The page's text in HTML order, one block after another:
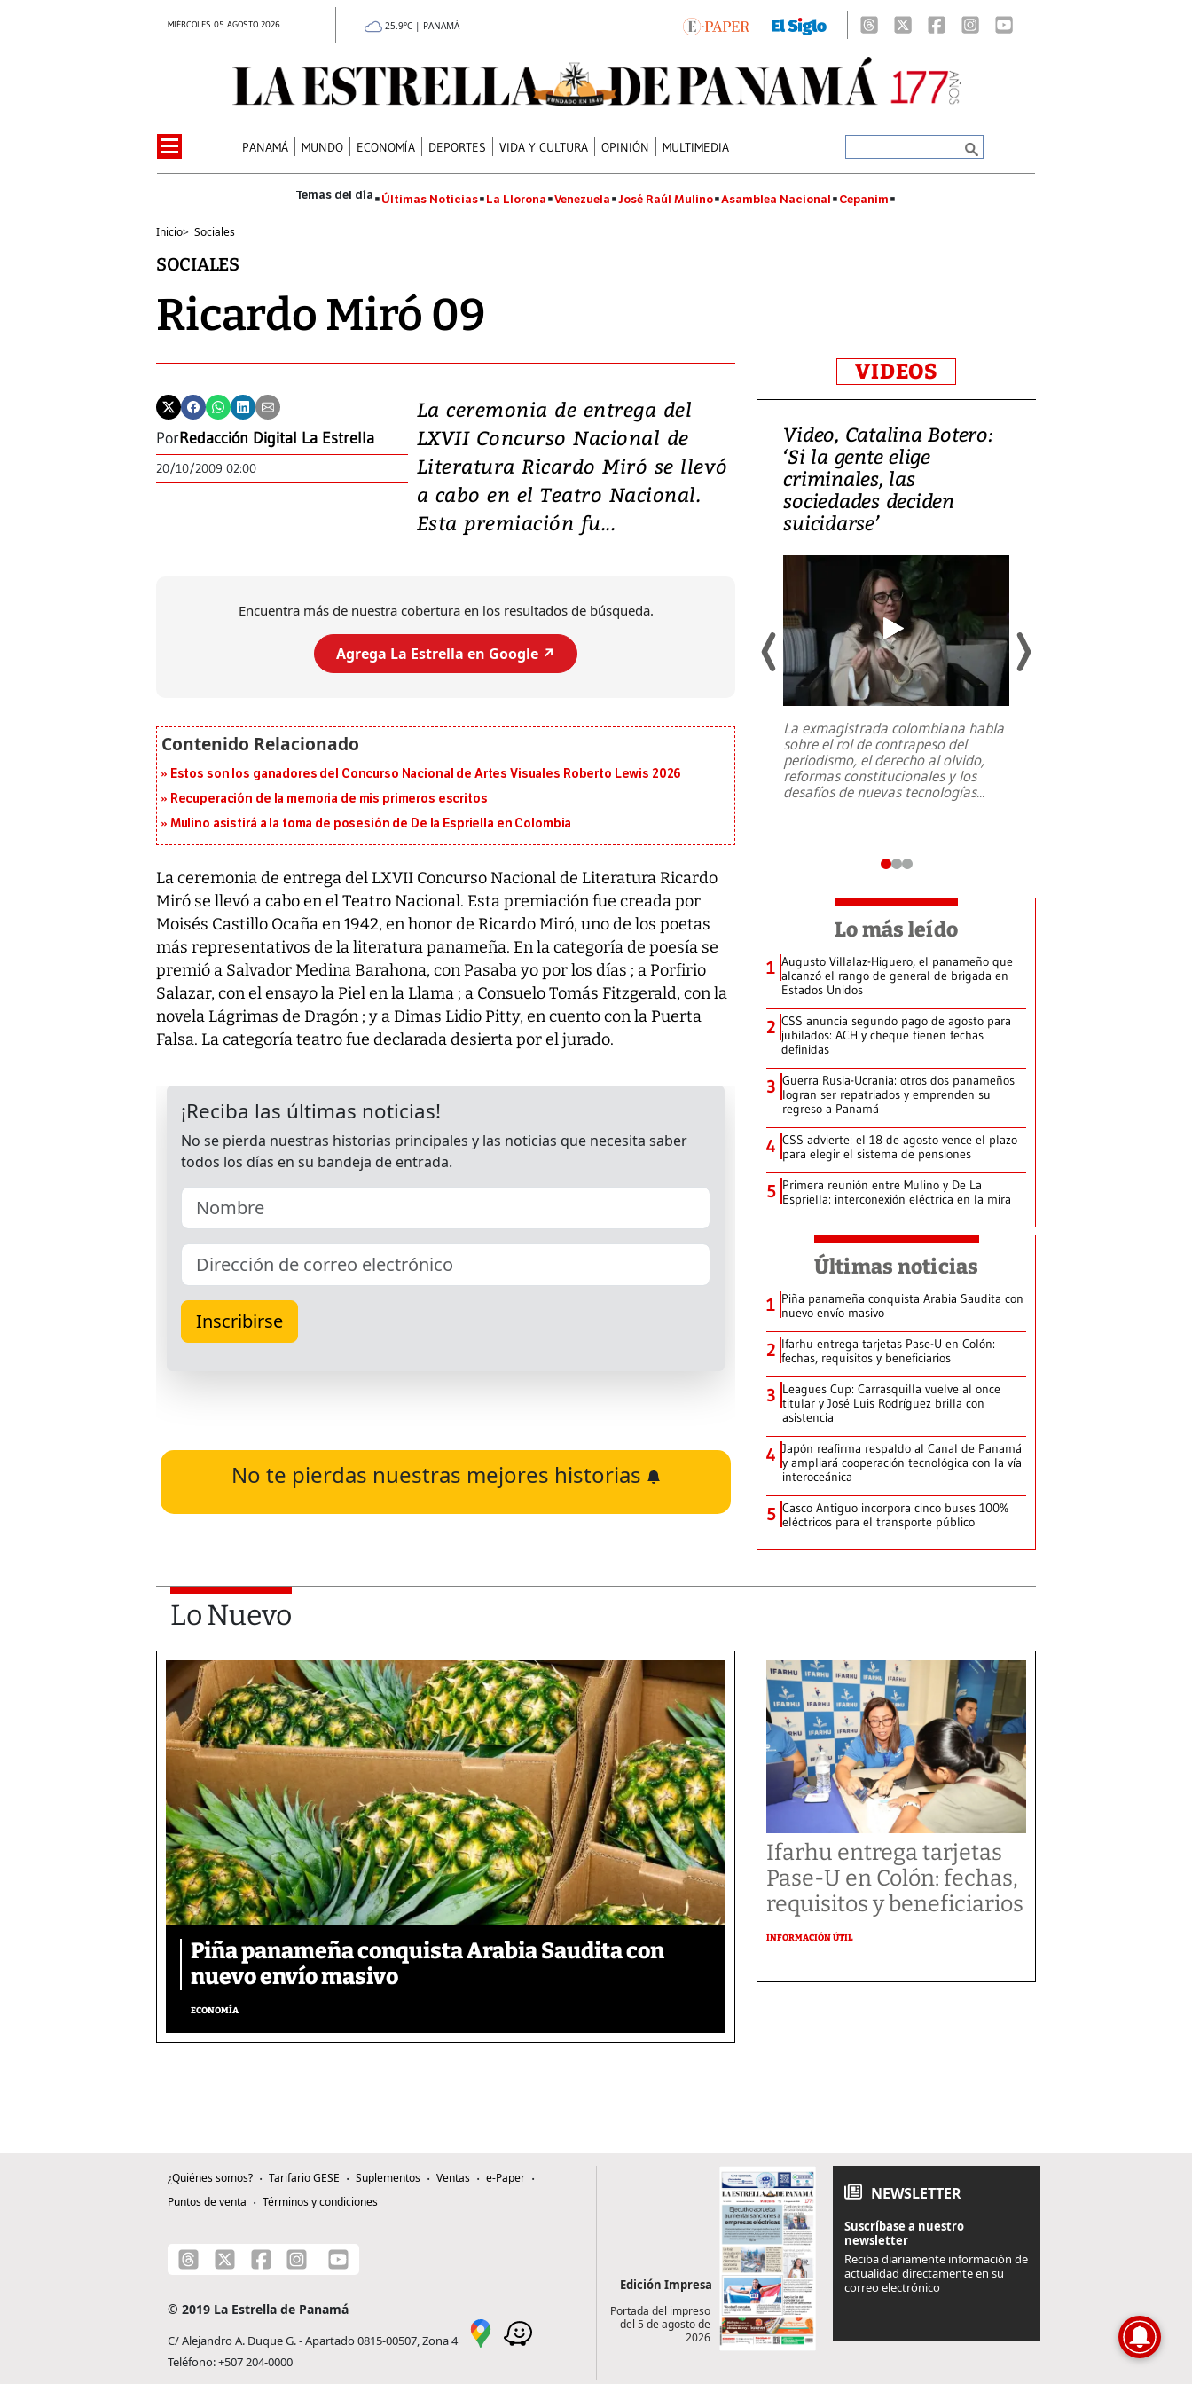
MIÉRCOLES 05 AGOSTO 2026 25.9°C | PANAMÁ
PANAMÁ MUNDO ECONOMÍA DEPORTES VIDA Y CULTURA OPINIÓN MULTIMEDIA
Últimas Noticias La Llorona Venezuela José Raúl Mulino Asamblea Nacional Cepanim
Inicio> Sociales
SOCIALES
Ricardo Miró 09
PorRedacción Digital La Estrella
20/10/2009 02:00
La ceremonia de entrega del
LXVII Concurso Nacional de
Literatura Ricardo Miró se llevó
a cabo en el Teatro Nacional.
Esta premiación fu...
Encuentra más de nuestra cobertura en los resultados de búsqueda.
Agrega La Estrella en Google ↗️
Estos son los ganadores del Concurso Nacional de Artes Visuales Roberto Lewis 2026
Recuperación de la memoria de mis primeros escritos
Mulino asistirá a la toma de posesión de De la Espriella en Colombia
La ceremonia de entrega del LXVII Concurso Nacional de Literatura Ricardo
Miró se llevó a cabo en el Teatro Nacional. Esta premiación fue creada por
Moisés Castillo Ocaña en 1942, en honor de Ricardo Miró, uno de los poetas
más representativos de la literatura panameña. En la categoría de poesía se
premió a Salvador Medina Barahona, con Pasaba yo por los días ; a Porfirio
Salazar, con el ensayo la Piel en la Llama ; a Consuelo Tomás Fitzgerald, con la
novela Lágrimas de Dragón ; y a Dimas Lidio Pitty, en cuento con la Puerta
Falsa. La categoría teatro fue declarada desierta por el jurado.
No te pierdas nuestras mejores historias
VIDEOS
Video, Japón: Terremoto
deja heridos y graves
daños en Kumamoto
al sur de Japón, provocando una
Video, Catalina Botero:
‘Si la gente elige
criminales, las
sociedades deciden
suicidarse’
La exmagistrada colombiana habla
sobre el rol de contrapeso del
periodismo, el derecho al olvido,
reformas constitucionales y los
desafíos de nuevas tecnologías...
Lo más leído
1 Augusto Villalaz-Higuero, el panameño que
alcanzó el rango de general de brigada en
Estados Unidos
2 CSS anuncia segundo pago de agosto para
jubilados: ACH y cheque tienen fechas
definidas
3 Guerra Rusia-Ucrania: otros dos panameños
logran ser repatriados y emprenden su
regreso a Panamá
4 CSS advierte: el 18 de agosto vence el plazo
para elegir el sistema de pensiones
5 Primera reunión entre Mulino y De La
Espriella: interconexión eléctrica en la mira
Últimas noticias
1 Piña panameña conquista Arabia Saudita con
nuevo envío masivo
2 Ifarhu entrega tarjetas Pase-U en Colón:
fechas, requisitos y beneficiarios
3 Leagues Cup: Carrasquilla vuelve al once
titular y José Luis Rodríguez brilla con
asistencia
4 Japón reafirma respaldo al Canal de Panamá
y ampliará cooperación tecnológica con la vía
interoceánica
5 Casco Antiguo incorpora cinco buses 100%
eléctricos para el transporte público
Lo Nuevo
Piña panameña conquista Arabia Saudita con
nuevo envío masivo
ECONOMÍA
Ifarhu entrega tarjetas
Pase-U en Colón: fechas,
requisitos y beneficiarios
INFORMACIÓN ÚTIL
¿Quiénes somos? Tarifario GESE Suplementos Ventas
e-Paper
Puntos de venta
Términos y condiciones
© 2019 La Estrella de Panamá
C/ Alejandro A. Duque G. - Apartado 0815-00507, Zona 4
Teléfono: +507 204-0000
Edición Impresa
Portada del impreso
del 5 de agosto de
2026
NEWSLETTER
Suscríbase a nuestro
newsletter
Reciba diariamente información de
actualidad directamente en su
correo electrónico